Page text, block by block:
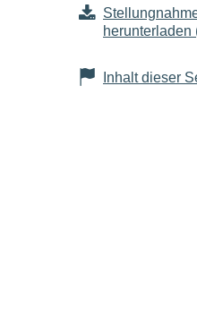
herunterladen
Inhalt dieser